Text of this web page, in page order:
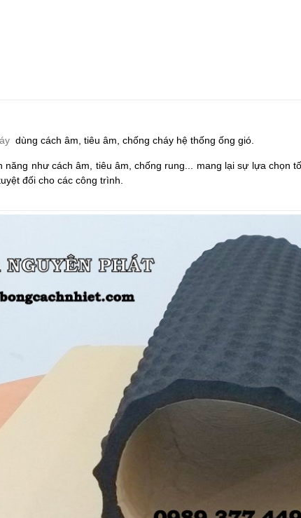
dùng cách âm, tiêu âm, chống cháy hệ thống ống gió.
như cách âm, tiêu âm, chống rung... mang lại sự lựa chọn
đối cho các công trình.